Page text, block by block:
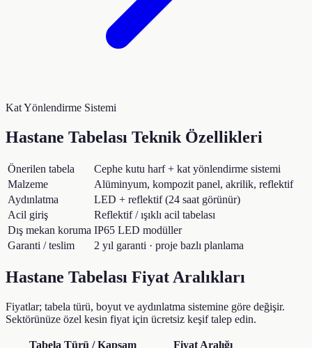
Kat Yönlendirme Sistemi
Hastane Tabelası Teknik Özellikleri
Önerilen tabela
Cephe kutu harf + kat yönlendirme sistemi
Malzeme
Alüminyum, kompozit panel, akrilik, reflektif
Aydınlatma
LED + reflektif (24 saat görünür)
Acil giriş
Reflektif / ışıklı acil tabelası
Dış mekan koruma IP65 LED modüller
Garanti / teslim
2 yıl garanti · proje bazlı planlama
Hastane Tabelası Fiyat Aralıkları
Fiyatlar; tabela türü, boyut ve aydınlatma sistemine göre değişir.
Sektörünüze özel kesin fiyat için ücretsiz keşif talep edin.
Tabela Türü / Kapsam
Fiyat Aralığı